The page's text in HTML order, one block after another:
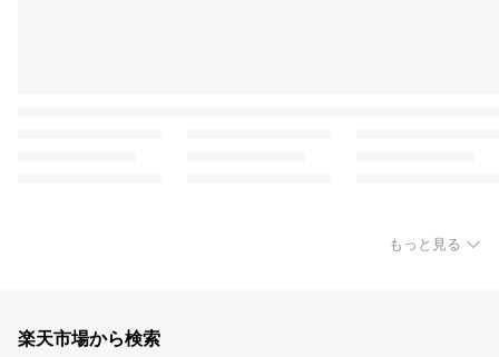
もっと見る
楽天市場から検索